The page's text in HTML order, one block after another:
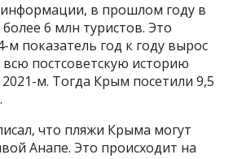
в прошлом году в
6 млн туристов. Это
м показатель год к году вырос
всю постсоветскую историю
м. Тогда Крым посетили 9,5
что пляжи Крыма могут
Анапе. Это происходит на